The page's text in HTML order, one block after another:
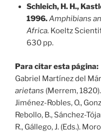
Schleich, H. H.,
1996.Amphibians
Africa. Koeltz
630 pp.
Para citar esta página:
Gabriel Martínez del
arietans (Merrem,
Jiménez-Robles, O.,
Rebollo, B., Sánchez-
R., Gállego, J. (Eds.).